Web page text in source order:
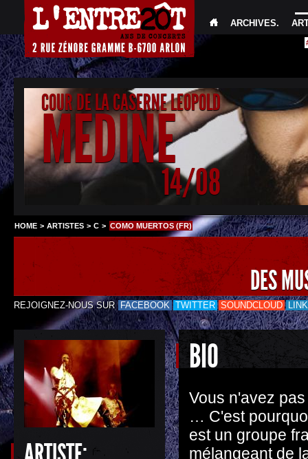
ARCHIVES.
COUR DE LA CASERNE LEOPOLD
MEDINE
14/08
HOME > ARTISTES > C > COMO MUERTOS (FR)
DES
REJOIGNEZ-NOUS SUR FACEBOOK TWITTER SOUNDCLOUD
BIO
Vous n'avez
… C'est
est un groupe
mélangeant de